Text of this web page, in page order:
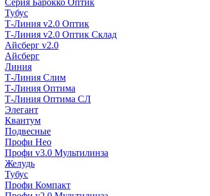
Серия Барокко Оптик
Тубус
Т-Линия v2.0 Оптик
Т-Линия v2.0 Оптик Склад
Айсберг v2.0
Айсберг
Линия
Т-Линия Слим
Т-Линия Оптима
Т-Линия Оптима СЛ
Элегант
Квантум
Подвесные
Профи Нео
Профи v3.0 Мультилинза
Желудь
Тубус
Профи Компакт